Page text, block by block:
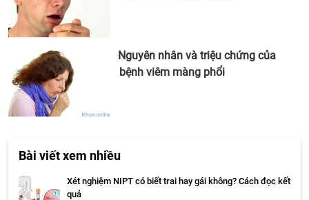
Nguyên nhân và triệu chứng của
bệnh viêm màng phổi
Bài viết xem nhiều
Xét nghiệm NIPT có biết trai hay gái không? Cách đọc kết
quả